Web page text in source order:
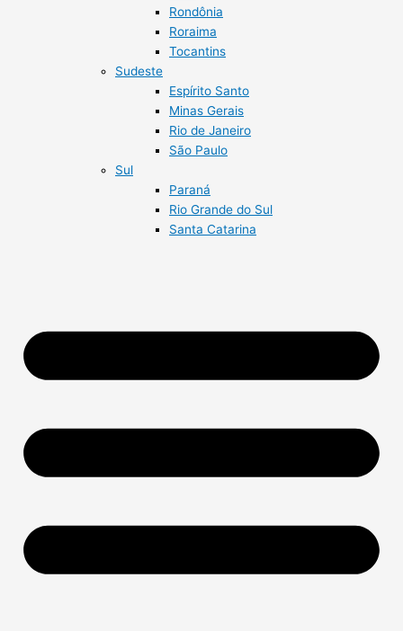
Rondônia
Roraima
Tocantins
Sudeste
Espírito Santo
Minas Gerais
Rio de Janeiro
São Paulo
Sul
Paraná
Rio Grande do Sul
Santa Catarina